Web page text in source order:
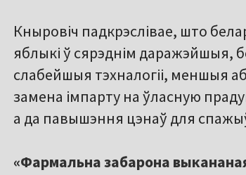
Кныровіч падкрэслівае, што
яблыкі ў сярэднім даражэйшыя,
слабейшыя тэхналогіі, меншыя
замена імпарту на ўласную
а да павышэння цэнаў для
«Фармальна забарона